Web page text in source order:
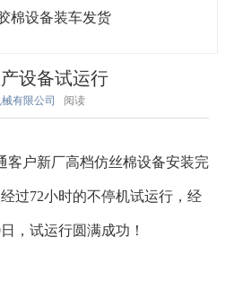
棉设备装车发货
设备试运行
有限公司 阅读
客户新厂高档仿丝棉设备安装完
过72小时的不停机试运行，经
，试运行圆满成功！